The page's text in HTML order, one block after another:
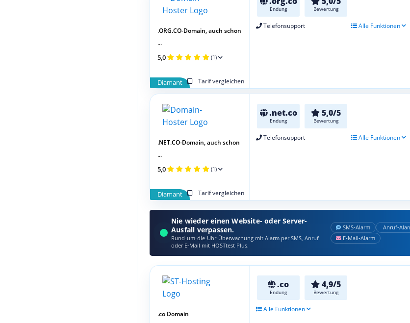
Endung Bewertung
Telefonsupport Alle Funktionen
Diamant Tarif vergleichen
.ORG.CO-Domain, auch schon
...
5,0 (1)
.net.co
Endung
5,0/5
Bewertung
Telefonsupport Alle Funktionen
Diamant Tarif vergleichen
.NET.CO-Domain, auch schon
...
5,0 (1)
Nie wieder einen Website- oder Server-
Ausfall verpassen.
Rund-um-die-Uhr-Überwachung mit Alarm per SMS, Anruf
oder E‑Mail mit HOSTtest Plus.
SMS‑Alarm
E‑Mail‑Alarm
.co
Endung
4,9/5
Bewertung
Alle Funktionen
.co Domain